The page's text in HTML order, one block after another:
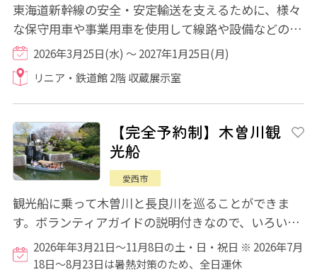
東海道新幹線の安全・安定輸送を支えるために、様々
な保守用車や事業用車を使用して線路や設備などの保
守作業を実施しています。これら保守用車・...
2026年3月25日(水) ～ 2027年1月25日(月)
リニア・鉄道館 2階 収蔵展示室
【完全予約制】木曽川観
光船
愛西市
観光船に乗って木曽川と長良川を巡ることができま
す。ボランティアガイドの説明付きなので、いろいろ
な発見があるかもしれません！！ 乗船希望の...
2026年年3月21日～11月8日の土・日・祝日 ※ 2026年7月
18日～8月23日は暑熱対策のため、全日運休